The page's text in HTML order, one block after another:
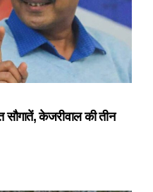
सौगातें, केजरीवाल की तीन